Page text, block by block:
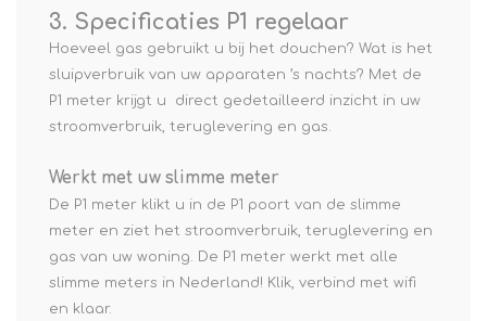
3. Specificaties P1 regelaar
Hoeveel gas gebruikt u bij het douchen? Wat is het
sluipverbruik van uw apparaten ’s nachts? Met de
P1 meter krijgt u direct gedetailleerd inzicht in uw
stroomverbruik, teruglevering en gas.
Werkt met uw slimme meter
De P1 meter klikt u in de P1 poort van de slimme
meter en ziet het stroomverbruik, teruglevering en
gas van uw woning. De P1 meter werkt met alle
slimme meters in Nederland! Klik, verbind met wifi
en klaar.